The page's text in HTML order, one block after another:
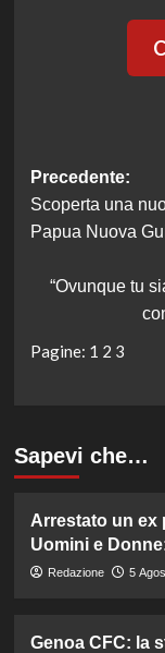
articolo
Precedente:
Scoperta una
Papua Nuova
“Ovunque tu
Pagine: 1 2 3
Sapevi che…
Arrestato un ex
Uomini e
Redazione 5
Genoa CFC: la